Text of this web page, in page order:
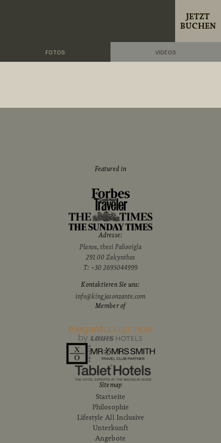
JETZT
BUCHEN
FOTOS VIDEOS
Adresse:
Planos, thesi Paliovigla
291 00 Zakynthos
T: +30 2695044999
Kontaktieren Sie uns:
info@kingjasonzante.com
Member of
Featured in
Sitemap
Startseite
Philosophie
Lifestyle All Inclusive
Unterkunft
Angebote